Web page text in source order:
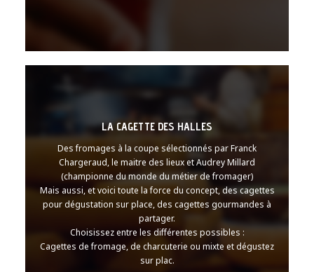
LA CAGETTE DES HALLES
Des fromages à la coupe sélectionnés par Franck
Chargeraud, le maitre des lieux et Audrey Millard
(championne du monde du métier de fromager)
Mais aussi, et voici toute la force du concept, des cagettes
pour dégustation sur place, des cagettes gourmandes à
partager.
Choisissez entre les différentes possibles :
Cagettes de fromage, de charcuterie ou mixte et dégustez
sur plac.